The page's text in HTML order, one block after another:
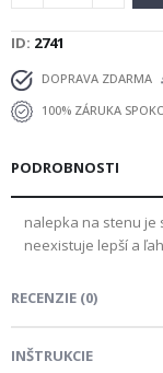
ID 2741
DOPRAVA ZDARMA
100% ZÁRUKA
PODROBNOSTI
nalepka na stenu je
neexistuje lepší a
RECENZIE (0)
INŠTRUKCIE